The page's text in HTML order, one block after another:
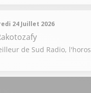
24 Juillet 2026
de Sud Radio,